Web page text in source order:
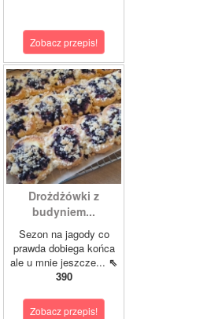
Zobacz przepis!
Drożdżówki z
budyniem...
Sezon na jagody co
prawda dobiega końca
ale u mnie jeszcze... ⇖
390
Zobacz przepis!